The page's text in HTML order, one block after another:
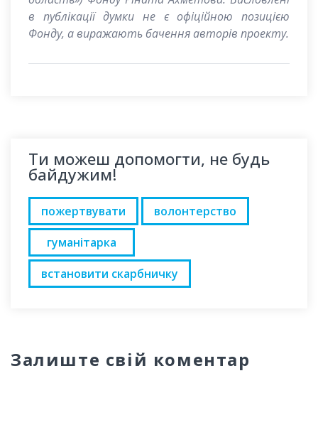
в публікації думки не є офіційною позицією
Фонду, а виражають бачення авторів проекту.
Ти можеш допомогти, не будь
байдужим!
пожертвувати
волонтерство
гуманітарка
встановити скарбничку
Залиште свій коментар